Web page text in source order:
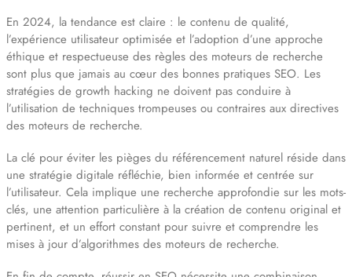
En 2024, la tendance est claire : le contenu de qualité,
l’expérience utilisateur optimisée et l’adoption d’une approche
éthique et respectueuse des règles des moteurs de recherche
sont plus que jamais au cœur des bonnes pratiques SEO. Les
stratégies de growth hacking ne doivent pas conduire à
l’utilisation de techniques trompeuses ou contraires aux directives
des moteurs de recherche.
La clé pour éviter les pièges du référencement naturel réside dans
une stratégie digitale réfléchie, bien informée et centrée sur
l’utilisateur. Cela implique une recherche approfondie sur les mots-
clés, une attention particulière à la création de contenu original et
pertinent, et un effort constant pour suivre et comprendre les
mises à jour d’algorithmes des moteurs de recherche.